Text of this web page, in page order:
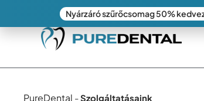
PureDental -Szolgáltatásaink
Nyárzáró szűrőcsomag 50%